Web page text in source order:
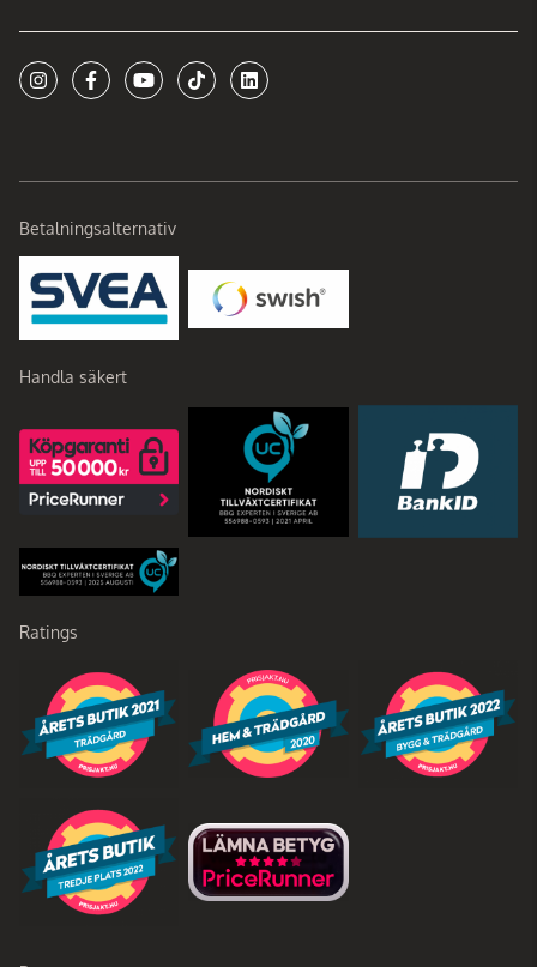
Betalningsalternativ
Handla säkert
Ratings